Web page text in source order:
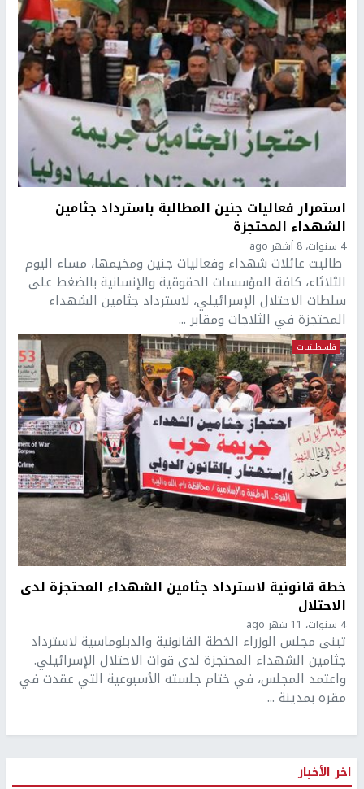
استمرار فعاليات جنين المطالبة باسترداد جثامين
الشهداء المحتجزة
4 سنوات، 8 أشهر ago
طالبت عائلات شهداء وفعاليات جنين ومخيمها، مساء اليوم
الثلاثاء، كافة المؤسسات الحقوقية والإنسانية بالضغط على
سلطات الاحتلال الإسرائيلي، لاسترداد جثامين الشهداء
المحتجزة في الثلاجات ومقابر ...
فلسطينيات
خطة قانونية لاسترداد جثامين الشهداء المحتجزة لدى
الاحتلال
4 سنوات، 11 شهر ago
تبنى مجلس الوزراء الخطة القانونية والدبلوماسية لاسترداد
جثامين الشهداء المحتجزة لدى قوات الاحتلال الإسرائيلي.
واعتمد المجلس، في ختام جلسته الأسبوعية التي عقدت في
مقره بمدينة ...
اخر الأخبار